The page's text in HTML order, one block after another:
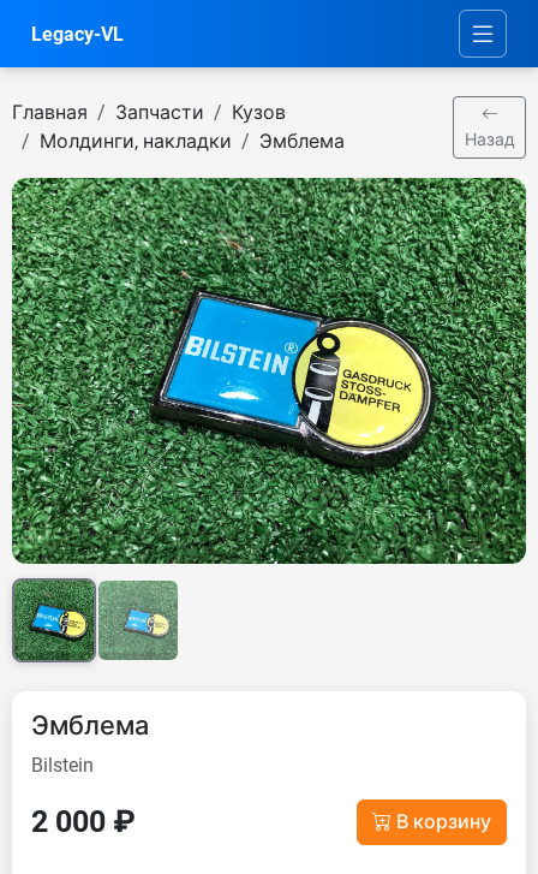
Legacy-VL
Главная Запчасти
Кузов
Молдинги, накладки
Эмблема Назад
Эмблема
Bilstein
2 000 ₽ В корзину